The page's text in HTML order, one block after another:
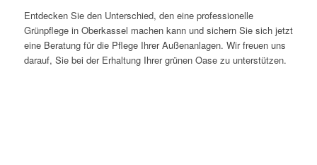
Entdecken Sie den Unterschied, den eine professionelle
Grünpflege in Oberkassel machen kann und sichern Sie sich jetzt
eine Beratung für die Pflege Ihrer Außenanlagen. Wir freuen uns
darauf, Sie bei der Erhaltung Ihrer grünen Oase zu unterstützen.